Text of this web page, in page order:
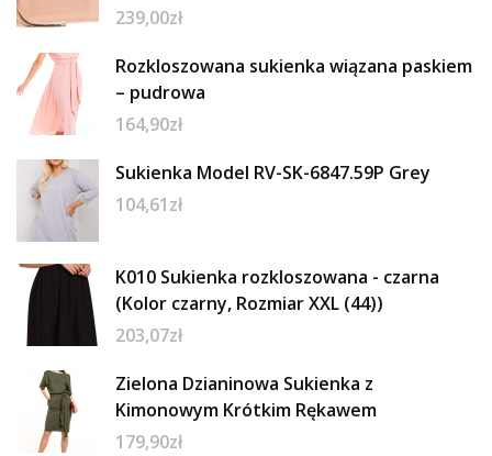
239,00zł
Rozkloszowana sukienka wiązana paskiem
– pudrowa
164,90zł
Sukienka Model RV-SK-6847.59P Grey
104,61zł
K010 Sukienka rozkloszowana - czarna
(Kolor czarny, Rozmiar XXL (44))
203,07zł
Zielona Dzianinowa Sukienka z
Kimonowym Krótkim Rękawem
179,90zł